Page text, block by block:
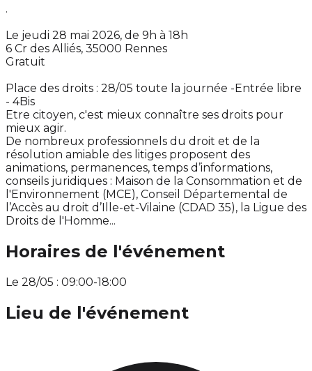
.
Le jeudi 28 mai 2026, de 9h à 18h
6 Cr des Alliés, 35000 Rennes
Gratuit
Place des droits : 28/05 toute la journée -Entrée libre
- 4Bis
Etre citoyen, c'est mieux connaître ses droits pour
mieux agir.
De nombreux professionnels du droit et de la
résolution amiable des litiges proposent des
animations, permanences, temps d’informations,
conseils juridiques : Maison de la Consommation et de
l'Environnement (MCE), Conseil Départemental de
l’Accès au droit d’Ille-et-Vilaine (CDAD 35), la Ligue des
Droits de l'Homme...
Horaires de l'événement
Le 28/05 : 09:00-18:00
Lieu de l'événement